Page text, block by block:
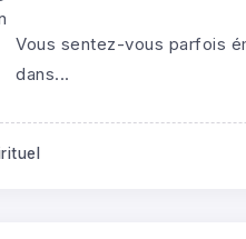
Vous sentez-vous parfois
dans...